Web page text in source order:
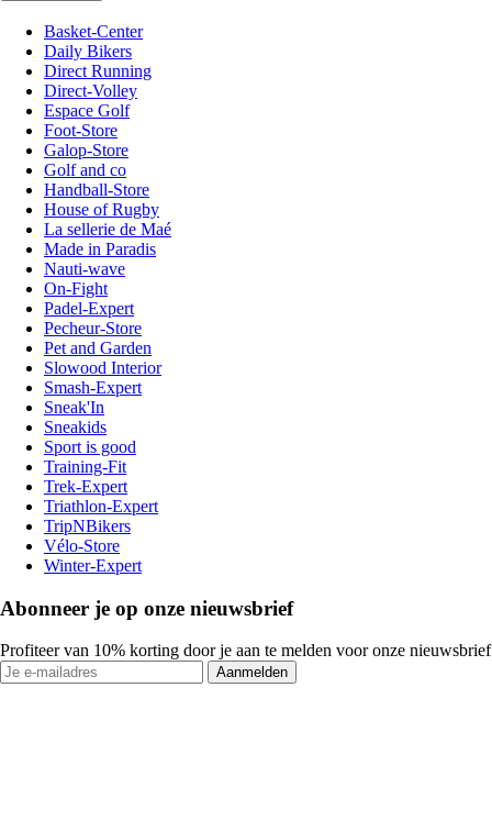
Basket-Center
Daily Bikers
Direct Running
Direct-Volley
Espace Golf
Foot-Store
Galop-Store
Golf and co
Handball-Store
House of Rugby
La sellerie de Maé
Made in Paradis
Nauti-wave
On-Fight
Padel-Expert
Pecheur-Store
Pet and Garden
Slowood Interior
Smash-Expert
Sneak'In
Sneakids
Sport is good
Training-Fit
Trek-Expert
Triathlon-Expert
TripNBikers
Vélo-Store
Winter-Expert
Abonneer je op onze nieuwsbrief
Profiteer van 10% korting door je aan te melden voor onze nieuwsbrief
Aanmelden